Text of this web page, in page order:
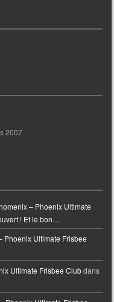
2007
– Phoenix Ultimate
! Et le bon…
Phoenix Ultimate Frisbee
Ultimate Frisbee Clubdans